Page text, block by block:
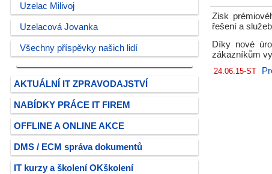
Uzelac Milivoj
Uzelacová Jovanka
Všechny příspěvky našich lidí
AKTUÁLNÍ IT ZPRAVODAJSTVÍ
NABÍDKY PRÁCE IT FIREM
OFFLINE A ONLINE AKCE
DMS / ECM správa dokumentů
IT kurzy a školení OKškolení
Zisk
řešení a
Díky nové
zákazníkům
24.06.15-ST